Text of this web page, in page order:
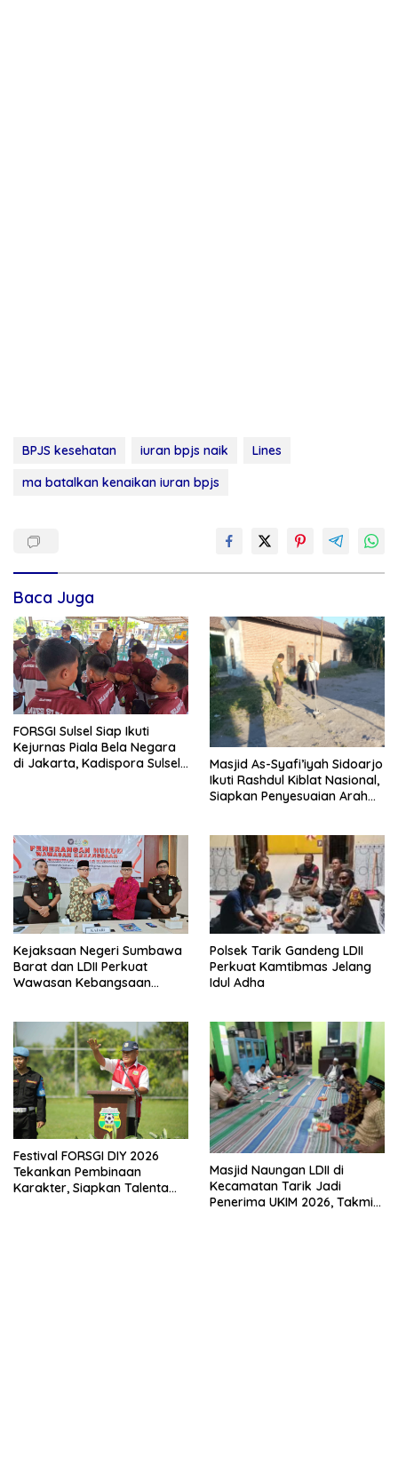
BPJS kesehatan iuran bpjs naik
Lines
ma batalkan kenaikan iuran bpjs
Baca Juga
FORSGI Sulsel Siap Ikuti
Kejurnas Piala Bela Negara
di Jakarta, Kadispora Sulsel
Masjid As-Syafi’iyah Sidoarjo
Ikuti Rashdul Kiblat Nasional,
Siapkan Penyesuaian Arah
Kejaksaan Negeri Sumbawa
Barat dan LDII Perkuat
Wawasan Kebangsaan
Polsek Tarik Gandeng LDII
Perkuat Kamtibmas Jelang
Idul Adha
Festival FORSGI DIY 2026
Tekankan Pembinaan
Karakter, Siapkan Talenta
Masjid Naungan LDII di
Kecamatan Tarik Jadi
Penerima UKIM 2026, Takmir